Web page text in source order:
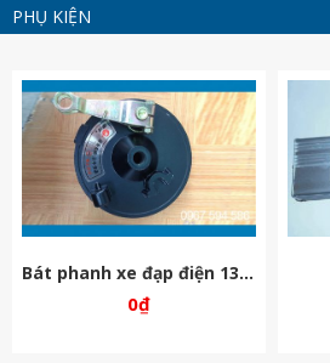
PHỤ KIỆN
Bát phanh xe đạp điện 133s
0₫